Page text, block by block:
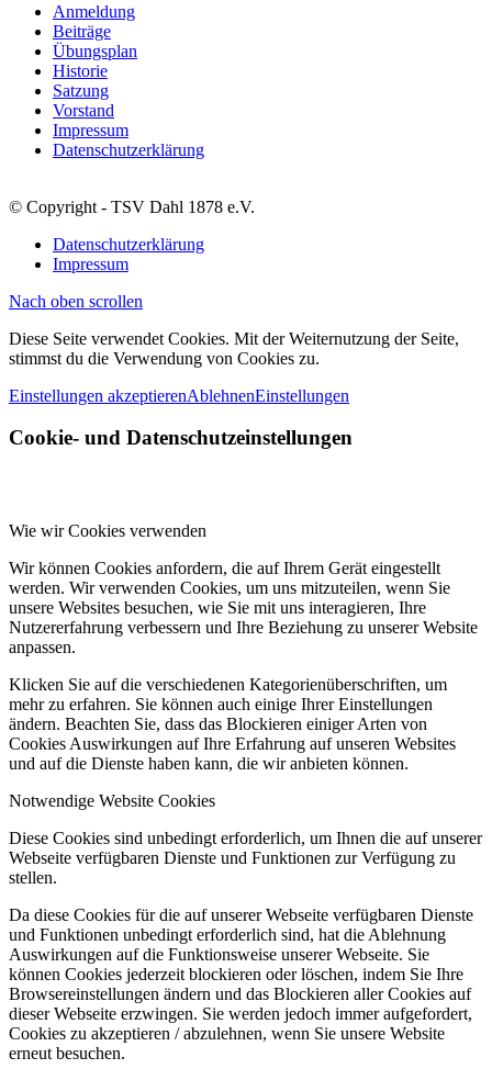
Anmeldung
Beiträge
Übungsplan
Historie
Satzung
Vorstand
Impressum
Datenschutzerklärung
© Copyright - TSV Dahl 1878 e.V.
Datenschutzerklärung
Impressum
Nach oben scrollen
Diese Seite verwendet Cookies. Mit der Weiternutzung der Seite,
stimmst du die Verwendung von Cookies zu.
Einstellungen akzeptierenAblehnenEinstellungen
Cookie- und Datenschutzeinstellungen
Wie wir Cookies verwenden
Wir können Cookies anfordern, die auf Ihrem Gerät eingestellt
werden. Wir verwenden Cookies, um uns mitzuteilen, wenn Sie
unsere Websites besuchen, wie Sie mit uns interagieren, Ihre
Nutzererfahrung verbessern und Ihre Beziehung zu unserer Website
anpassen.
Klicken Sie auf die verschiedenen Kategorienüberschriften, um
mehr zu erfahren. Sie können auch einige Ihrer Einstellungen
ändern. Beachten Sie, dass das Blockieren einiger Arten von
Cookies Auswirkungen auf Ihre Erfahrung auf unseren Websites
und auf die Dienste haben kann, die wir anbieten können.
Notwendige Website Cookies
Diese Cookies sind unbedingt erforderlich, um Ihnen die auf unserer
Webseite verfügbaren Dienste und Funktionen zur Verfügung zu
stellen.
Da diese Cookies für die auf unserer Webseite verfügbaren Dienste
und Funktionen unbedingt erforderlich sind, hat die Ablehnung
Auswirkungen auf die Funktionsweise unserer Webseite. Sie
können Cookies jederzeit blockieren oder löschen, indem Sie Ihre
Browsereinstellungen ändern und das Blockieren aller Cookies auf
dieser Webseite erzwingen. Sie werden jedoch immer aufgefordert,
Cookies zu akzeptieren / abzulehnen, wenn Sie unsere Website
erneut besuchen.